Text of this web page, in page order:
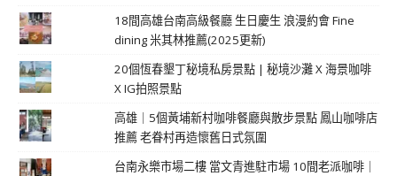
18間高雄台南高級餐廳 生日慶生 浪漫約會 Fine
dining 米其林推薦(2025更新)
20個恆春墾丁秘境私房景點 | 秘境沙灘 X 海景咖啡
X IG拍照景點
高雄｜5個黃埔新村咖啡餐廳與散步景點 鳳山咖啡店
推薦 老眷村再造懷舊日式氛圍
台南永樂市場二樓 當文青進駐市場 10間老派咖啡｜